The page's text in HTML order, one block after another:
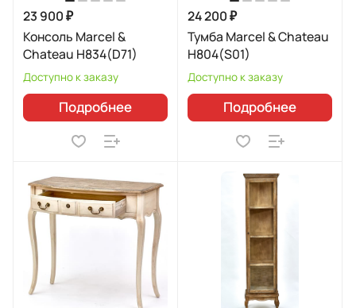
23 900 ₽
Консоль Marcel &
Chateau H834(D71)
Доступно к заказу
Подробнее
24 200 ₽
Тумба Marcel & Chateau
H804(S01)
Доступно к заказу
Подробнее